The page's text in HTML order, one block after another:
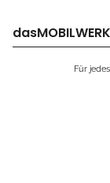
dasMOBILWERK
Für